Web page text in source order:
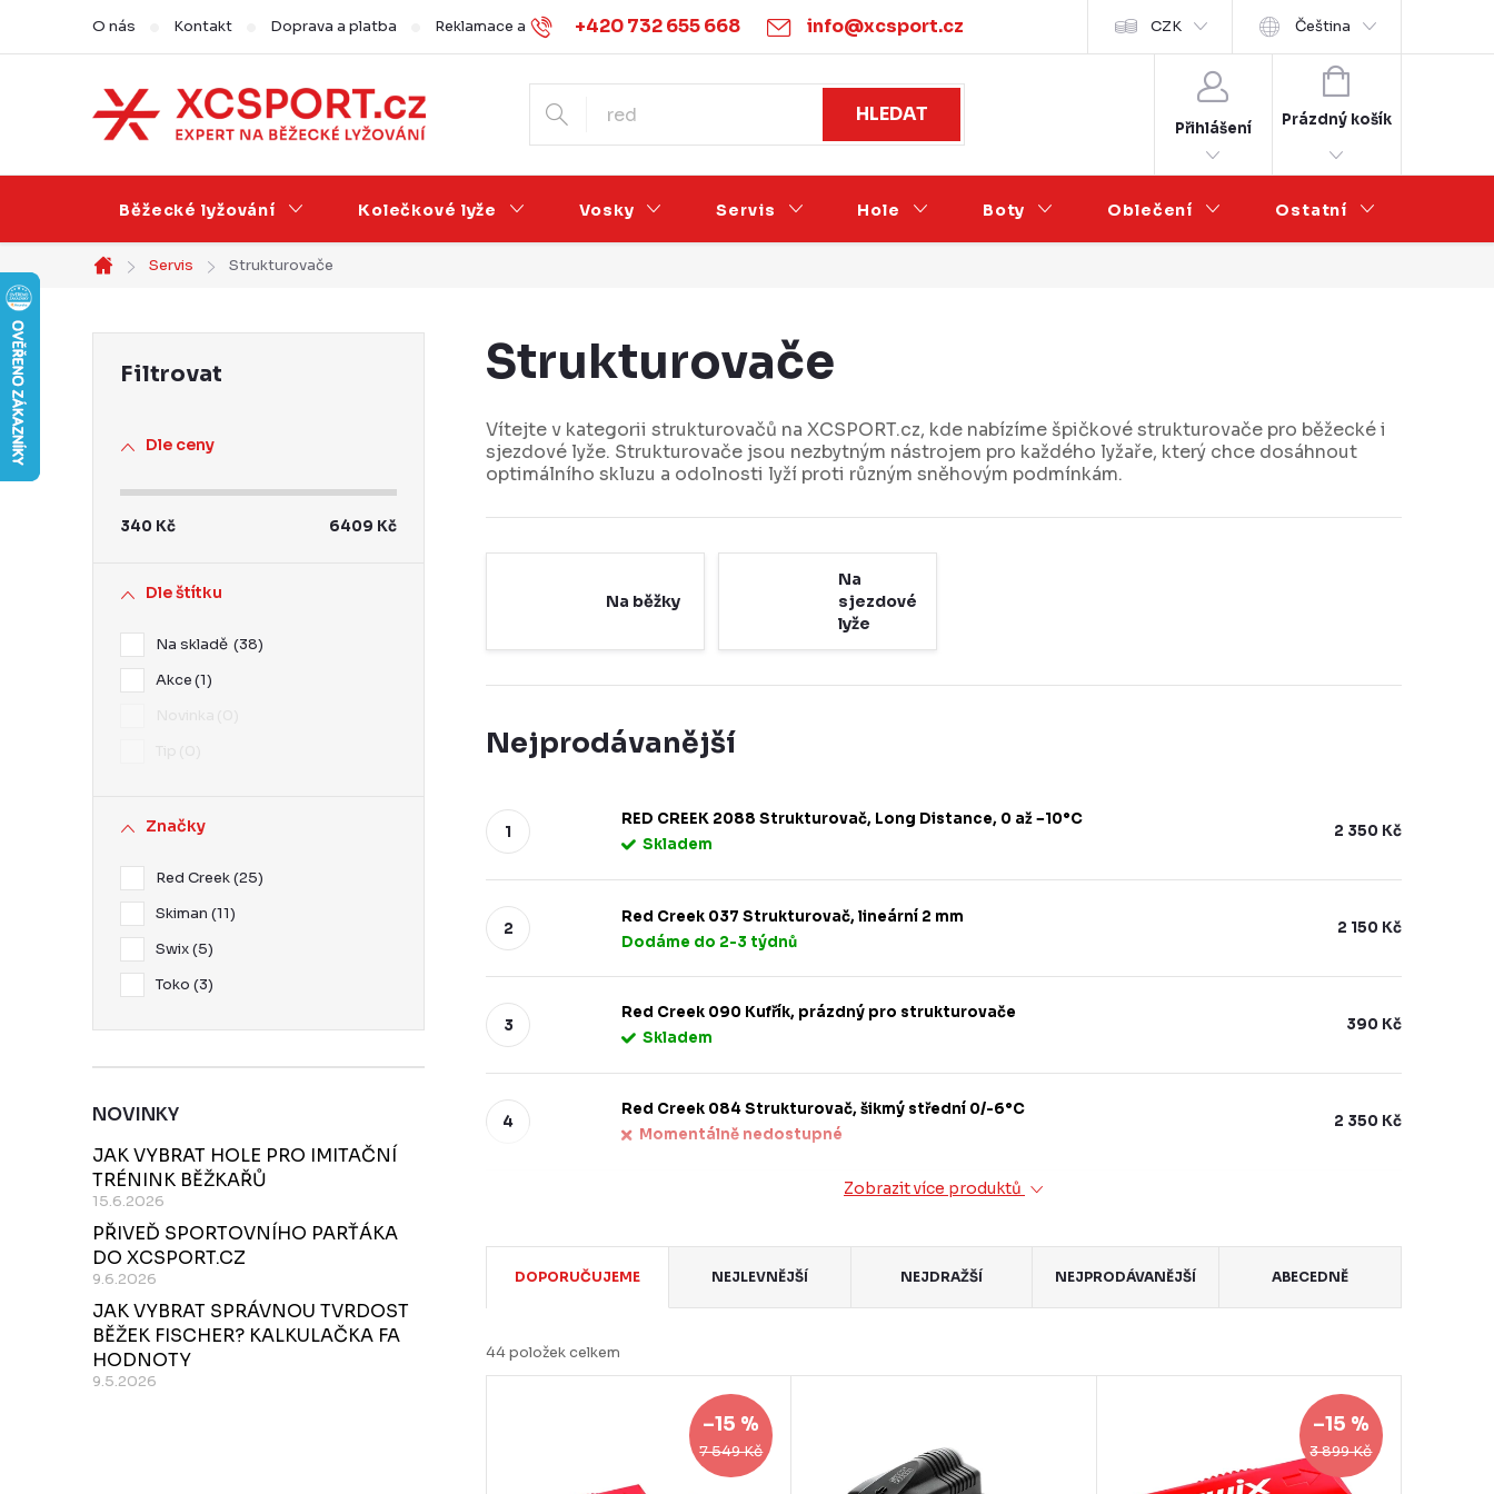
obsah
+420 732 655 668 info@xcsport.cz
O nás Kontakt Doprava a platba Reklamace a vrácení Obchodní podmínky Ochrana osobních údajů Velkoobchod CZK Čeština
HLEDAT
Přihlášení
NÁKUPNÍ
KOŠÍK
Prázdný košík
Běžecké lyžování Kolečkové lyže Vosky Servis Hole Boty Oblečení Ostatní
Domů
Servis Strukturovače
Dle ceny
340 Kč 6409 Kč
Dle štítku
Na skladě 38
Akce 1
Značky
Red Creek 25
Skiman 11
Swix 5
Toko 3
NOVINKY
JAK VYBRAT HOLE PRO IMITAČNÍ
TRÉNINK BĚŽKAŘŮ
15.6.2026
PŘIVEĎ SPORTOVNÍHO PARŤÁKA
DO XCSPORT.CZ
9.6.2026
JAK VYBRAT SPRÁVNOU TVRDOST
BĚŽEK FISCHER? KALKULAČKA FA
HODNOTY
9.5.2026
Strukturovače
Vítejte v kategorii strukturovačů na XCSPORT.cz, kde nabízíme špičkové strukturovače pro běžecké i
sjezdové lyže. Strukturovače jsou nezbytným nástrojem pro každého lyžaře, který chce dosáhnout
optimálního skluzu a odolnosti lyží proti různým sněhovým podmínkám.
Na běžky
Na
sjezdové
lyže
Nejprodávanější
RED CREEK 2088 Strukturovač, Long Distance, 0 až −10°C
Skladem
2 350 Kč
Red Creek 037 Strukturovač, lineární 2 mm
Dodáme do 2-3 týdnů
2 150 Kč
Red Creek 090 Kufřík, prázdný pro strukturovače
Skladem
390 Kč
Red Creek 084 Strukturovač, šikmý střední 0/-6°C
Momentálně nedostupné
2 350 Kč
Zobrazit více produktů
a
z
e
DOPORUČUJEME NEJLEVNĚJŠÍ NEJDRAŽŠÍ NEJPRODÁVANĚJŠÍ ABECEDNĚ
44položek celkem
7 549 Kč
–15 %
3 899 Kč
–15 %